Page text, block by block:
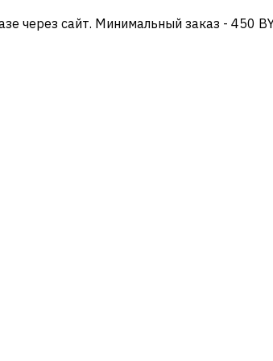
через сайт. Минимальный заказ - 450